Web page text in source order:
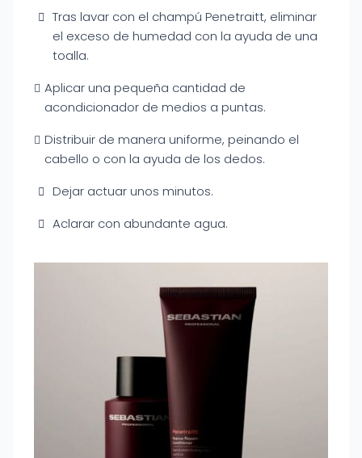
Tras lavar con el champú Penetraitt, eliminar
el exceso de humedad con la ayuda de una
toalla.
Aplicar una pequeña cantidad de
acondicionador de medios a puntas.
Distribuir de manera uniforme, peinando el
cabello o con la ayuda de los dedos.
Dejar actuar unos minutos.
Aclarar con abundante agua.